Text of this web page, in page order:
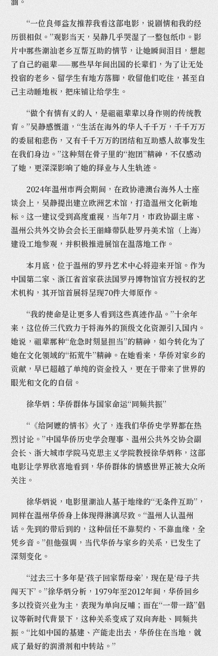
涵。
“一位良师益友推荐我看这部电影，说剧情和我的经
历很相似。”观影当天，吴静几乎哭湿了一整包纸巾。影
片中那些潮汕老乡互帮互助的情节，让她瞬间泪目，想起
了自己的祖辈——那些早年间出国的长辈们，为了让无处
投宿的老乡、留学生有地方落脚，收留他们吃住，甚至自
己主动睡地板，把床铺让给学生。
“做个有情有义的人，是祖祖辈辈以身作则的传统教
育。”吴静感慨道，“生活在海外的华人千千万，千千万万
的委屈和悲伤，又有千千万万的团结和互助感人故事发生
在我们身边。”这种刻在骨子里的“抱团”精神，不仅感动
了她，更深深影响了她的择业与人生轨迹。
2024年温州市两会期间，在政协港澳台海外人士座
谈会上，吴静提出建立欧洲艺术馆，打造温州文化新地
标。这一建议受到高度重视，当年7月，市政协副主席、
温州公共外交协会会长王丽峰带队赴罗丹美术馆（上海）
建设工地参观，并积极推进展馆在温落地工作。
本月底，位于温州的罗丹艺术中心将迎来开馆。作为
中国第二家、浙江省首家获法国罗丹博物馆官方授权的艺
术机构，其开馆首展将呈现70件大师原作。
“我的使命是让更多人看到这些真迹作品。”十余年
来，这位侨三代致力于将海外的顶级文化资源引入国内。
她说，祖辈那种“危急时刻显担当”的精神，如今转化为了
她在文化领域的“拓荒牛”精神。在她看来，华侨对家乡的
贡献，早已超越了单纯的资金投入，更在于带来了世界的
眼光和文化的自信。
徐华炳：华侨群体与国家命运“同频共振”
“《给阿嬷的情书》火了，连我们华侨史学界都在热
烈讨论。”中国华侨历史学会理事、温州公共外交协会副
会长、浙大城市学院马克思主义学院教授徐华炳称，这部
电影让学界欣喜地看到，华侨群体的情感世界正被大众所
关注。
徐华炳说，电影里潮汕人基于地缘的“无条件互助”，
同样在温州华侨身上体现得淋漓尽致。“温州人认温州
话。先到的带后到的，这种信任不靠契约、不靠血缘，全
凭乡音。”但他强调，当代华侨与家乡的关系，已发生了
深刻变化。
“过去三十多年是‘孩子回家帮母亲’，现在是‘母子共
闯天下’。”徐华炳分析，1979年至2012年间，华侨回乡
多以投资兴业为主，表现为单向反哺；而在“一带一路”倡
议等新时代背景下，这种关系变成了双向奔赴、同频共
振。“比如中国的基建、产能走出去，华侨住在当地，就
成了最好的润滑剂和中转站。”